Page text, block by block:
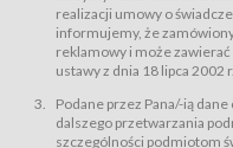
zastrzeżeniem usług, o
zasady świadczenia
przetwarzania przez
będących osobami
świadczy Usługi drogą
2002 r. o świadczeniu usług
1204, z późń. zm.). Usługi
realizacji umowy o
informujemy, że
reklamowy i może
ustawy z dnia 18 lipca 2002
Podane przez Pana/-ią
dalszego przetwarzania
szczególności podmiotom